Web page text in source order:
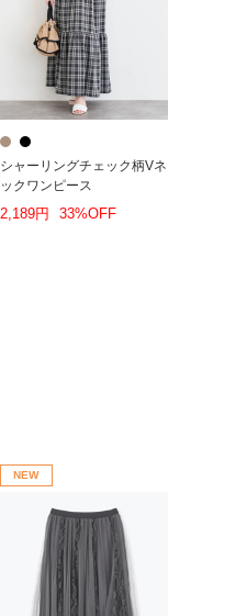
シャーリングチェック柄Vネ
ックワンピース
2,189円 33%OFF
NEW